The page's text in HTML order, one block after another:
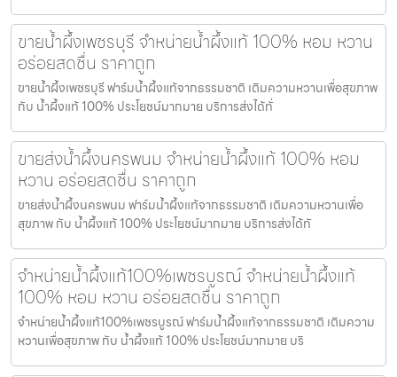
ขายน้ำผึ้งเพชรบุรี จำหน่ายน้ำผึ้งแท้ 100% หอม หวาน
อร่อยสดชื่น ราคาถูก
ขายน้ำผึ้งเพชรบุรี ฟาร์มน้ำผึ้งแท้จากธรรมชาติ เติมความหวานเพื่อสุขภาพ
กับ น้ำผึ้งแท้ 100% ประโยชน์มากมาย บริการส่งได้ทั่
ขายส่งน้ำผึ้งนครพนม จำหน่ายน้ำผึ้งแท้ 100% หอม
หวาน อร่อยสดชื่น ราคาถูก
ขายส่งน้ำผึ้งนครพนม ฟาร์มน้ำผึ้งแท้จากธรรมชาติ เติมความหวานเพื่อ
สุขภาพ กับ น้ำผึ้งแท้ 100% ประโยชน์มากมาย บริการส่งได้ทั
จำหน่ายน้ำผึ้งแท้100%เพชรบูรณ์ จำหน่ายน้ำผึ้งแท้
100% หอม หวาน อร่อยสดชื่น ราคาถูก
จำหน่ายน้ำผึ้งแท้100%เพชรบูรณ์ ฟาร์มน้ำผึ้งแท้จากธรรมชาติ เติมความ
หวานเพื่อสุขภาพ กับ น้ำผึ้งแท้ 100% ประโยชน์มากมาย บริ